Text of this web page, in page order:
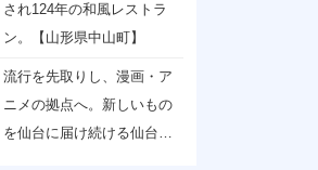
され124年の和風レストラ
ン。【山形県中山町】
流行を先取りし、漫画・ア
ニメの拠点へ。新しいもの
を仙台に届け続ける仙台駅